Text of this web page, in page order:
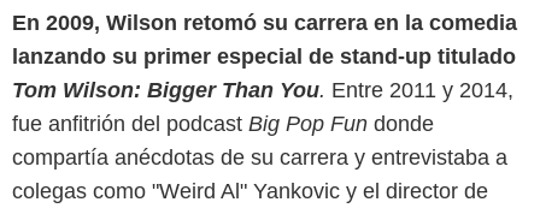
En 2009, Wilson retomó su carrera en la comedia
lanzando su primer especial de stand-up titulado
Tom Wilson: Bigger Than You. Entre 2011 y 2014,
fue anfitrión del podcast Big Pop Fun donde
compartía anécdotas de su carrera y entrevistaba a
colegas como "Weird Al" Yankovic y el director de